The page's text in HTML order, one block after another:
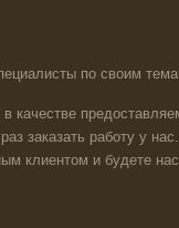
по своим
качестве
заказать работу у
клиентом и будете нас